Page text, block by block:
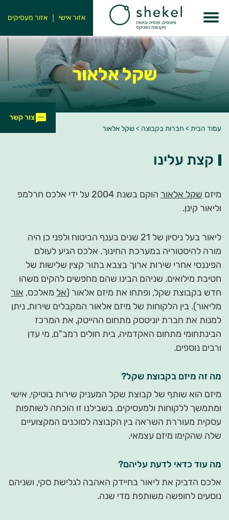
אזור אישי אזור מעסיקים
שקל אלאור
שקל רגב קידר
שקל ריקון
שקל שי-אל
ניבה – בית תוכנה פנימי
עמוד הבית > חברות בקבוצה > שקל אלאור
קצת עלינו
מיזם שקל אלאור
הוקם בשנת 2004 על ידי אלכס חרלמפ
וליאור קינן.
ליאור בעל ניסיון של 21 שנים בענף הביטוח ולפני כן היה
מורה להיסטוריה במערכת החינוך. אלכס הגיע לעולם
הפיננסי אחרי שירות ארוך בצבא בתור קצין שלישות של
חטיבת מילואים. שניהם הבינו שהם מחפשים להקים משהו
חדש בקבוצת שקל, ופתחו את מיזם אלאור (אל מאלכס, אור
מליאור). בין הלקוחות של מיזם אלאור המקבלים שירות, ניתן
למנות את חברת יוניטסק מתחום ההייטק, את המרכז
הבינתחומי מתחום האקדמיה, בית חולים רמב"ם, מי עדן
ורבים נוספים.
מה זה מיזם בקבוצת שקל?
מיזם הוא שותף של קבוצת שקל המעניק שירות בוטיקי, אישי
ומתמשך ללקוחות ולמעסיקים. בשבילנו זו הוכחה לשותפות
עסקית מעוררת השראה בין הקבוצה לסוכנים המקצועיים
שלה שהקימו מיזם עצמאי.
מה עוד כדאי לדעת עליהם?
אלכס הדביק את ליאור בחיידק האהבה לגלישת סקי, ושניהם
נוסעים לחופשה משותפת מדי שנה.
צור קשר